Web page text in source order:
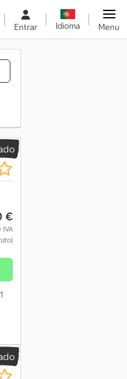
Entrar Idioma Menu
€
IVA